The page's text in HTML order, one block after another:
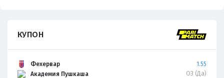
КУПОН
Фехервар
Академия Пушкаша
1.55
ОЗ (Да)